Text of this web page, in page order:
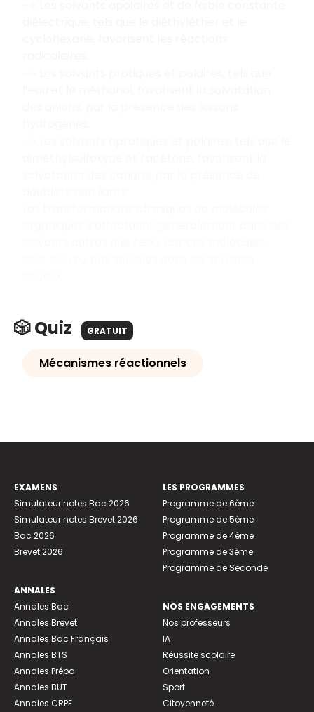
🎲 Quiz GRATUIT
Mécanismes réactionnels
EXAMENS
Simulateur notes Bac 2026
Simulateur notes Brevet 2026
Bac 2026
Brevet 2026
ANNALES
Annales Bac
Annales Brevet
Annales Bac Français
Annales BTS
Annales Prépa
Annales BUT
Annales CRPE
LES PROGRAMMES
Programme de 6ème
Programme de 5ème
Programme de 4ème
Programme de 3ème
Programme de Seconde
NOS ENGAGEMENTS
Nos professeurs
IA
Réussite scolaire
Orientation
Sport
Citoyenneté